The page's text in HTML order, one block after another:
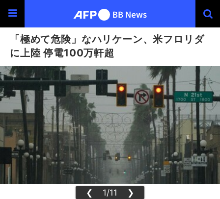
「極めて危険」なハリケーン、米フロリダ
に上陸 停電100万軒超
❮ 1/11 ❯